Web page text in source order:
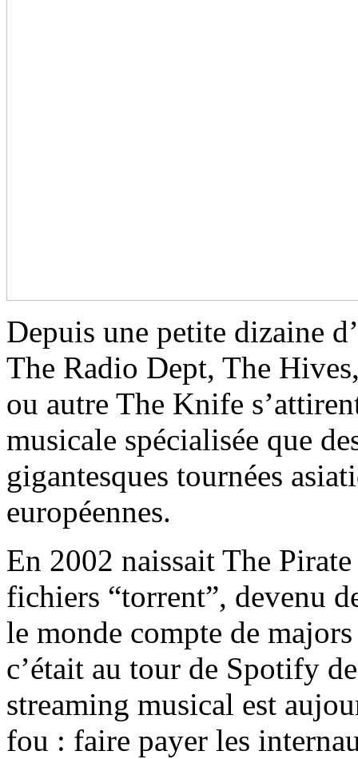
Depuis une petite dizaine
The Radio Dept, The
ou autre The Knife
musicale spécialisée que
gigantesques tournées
européennes.
En 2002 naissait The
fichiers “torrent”, devenu
le monde compte de
c’était au tour de Spotify
streaming musical est
fou : faire payer les